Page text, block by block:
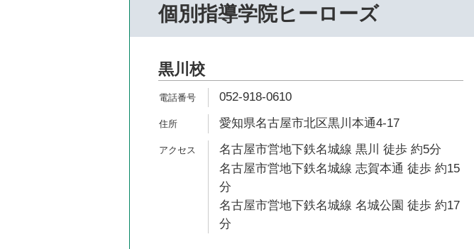
個別指導学院ヒーローズ
黒川校
052-918-0610
愛知県名古屋市北区黒川本通4-17
名古屋市営地下鉄名城線 黒川 徒歩 約5分
名古屋市営地下鉄名城線 志賀本通 徒歩 約15
分
名古屋市営地下鉄名城線 名城公園 徒歩 約17
分